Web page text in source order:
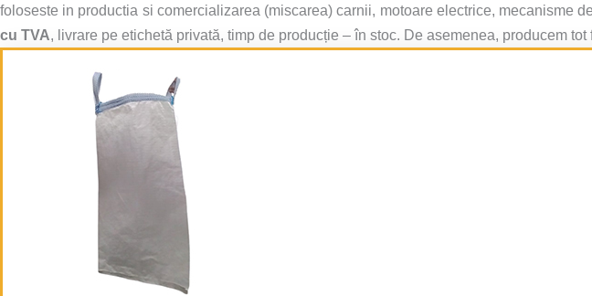
foloseste in productia si comercializarea (miscarea) carnii, motoare electrice, mecanisme
cu TVA, livrare pe etichetă privată, timp de producție – în stoc. De asemenea, producem